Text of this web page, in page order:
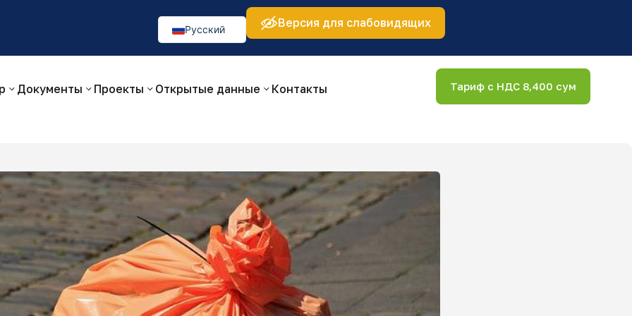
Изображения: 👁 🚫
Русский
O‘zbekcha
Версия для слабовидящих
Документы Проекты Открытые данные Контакты Тариф с НДС 8,400 сум